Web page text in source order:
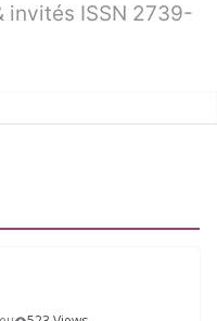
invités ISSN 2739-